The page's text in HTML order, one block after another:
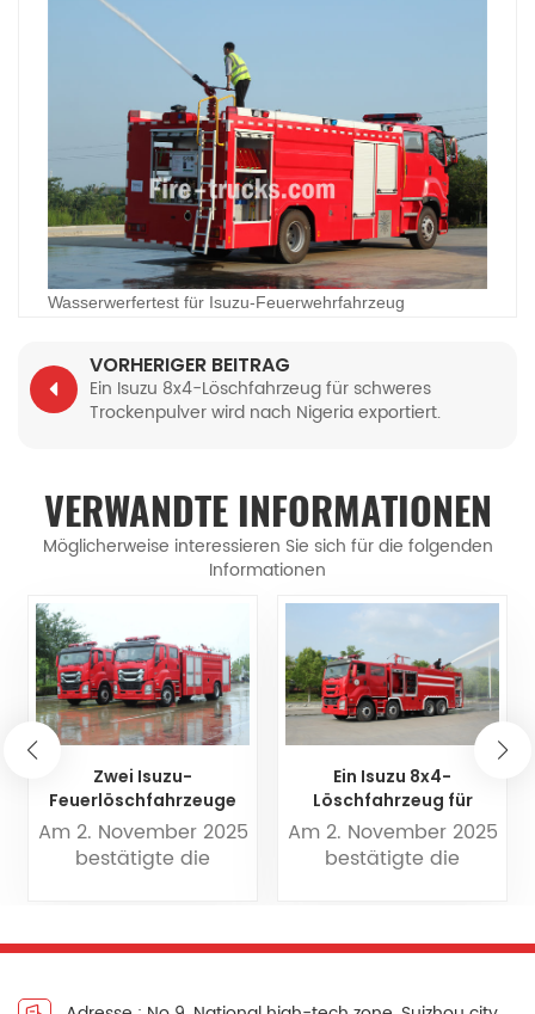
Wasserwerfertest für Isuzu-Feuerwehrfahrzeug
VORHERIGER BEITRAG
Ein Isuzu 8x4-Löschfahrzeug für schweres
Trockenpulver wird nach Nigeria exportiert.
VERWANDTE INFORMATIONEN
Möglicherweise interessieren Sie sich für die folgenden
Informationen
Zwei Isuzu-
je 5000 Litern
auf die
November 2025
die
Isuzu 8x4-
mit
Ein Isuzu 8x4-
Löschfahrzeug für
schweres
Trockenpulver wird
nach Nigeria exportiert.
Am 2. November 2025
bestätigte die
Isuzu 8x4-
Löschfahrzeugs mit
Drei
Am